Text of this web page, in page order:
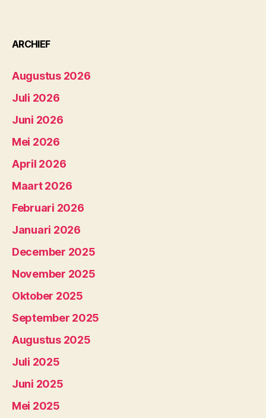
ARCHIEF
Augustus 2026
Juli 2026
Juni 2026
Mei 2026
April 2026
Maart 2026
Februari 2026
Januari 2026
December 2025
November 2025
Oktober 2025
September 2025
Augustus 2025
Juli 2025
Juni 2025
Mei 2025